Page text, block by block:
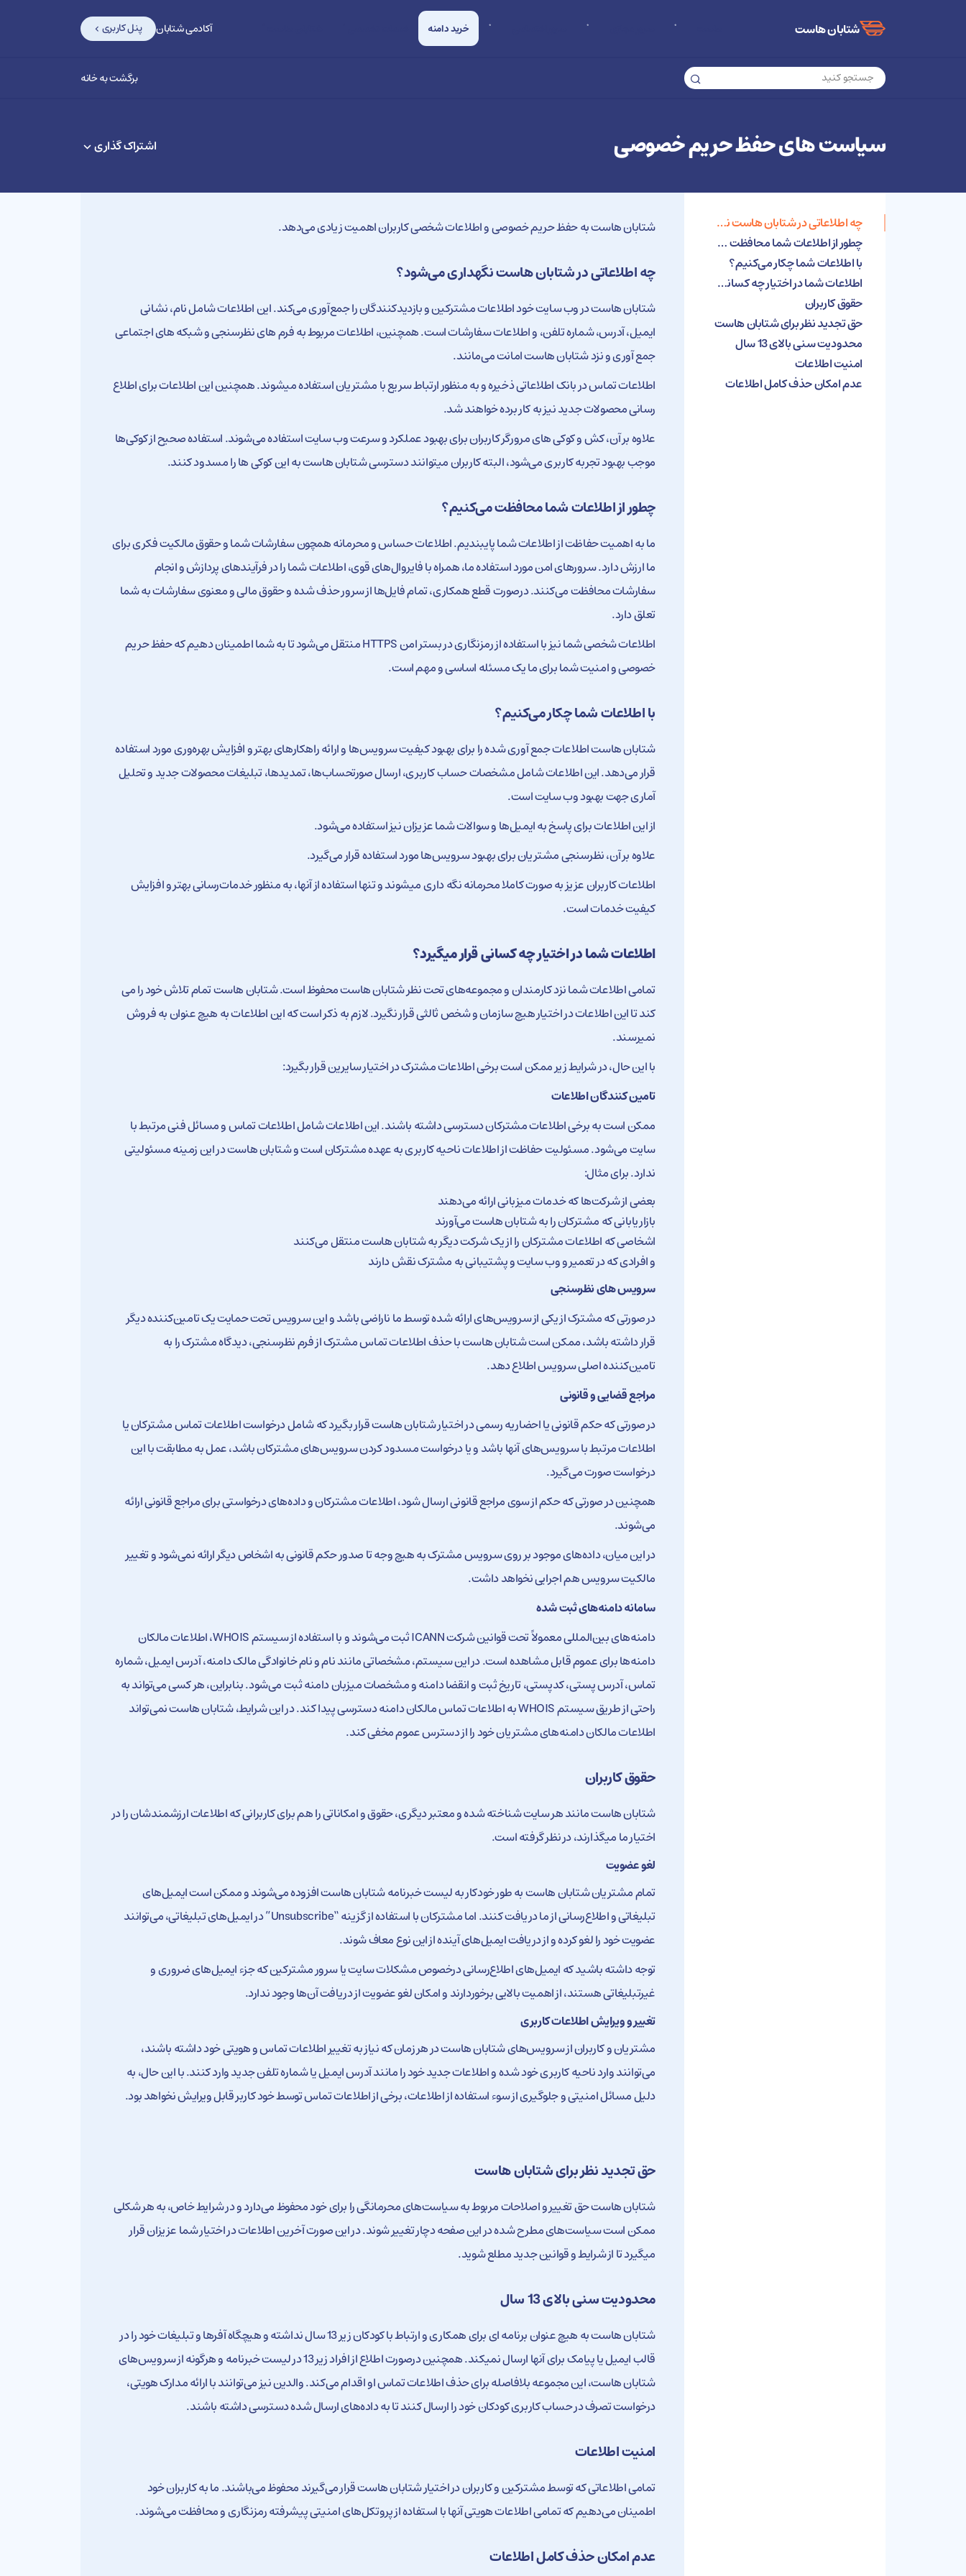
شتابان هاست خرید دامنه آکادمی شتابان پنل کاربری
برگشت به خانه
سیاست های حفظ حریم خصوصی اشتراک گذاری
چه اطلاعاتی در شتابان هاست نگهداری می‌شود؟
چطور از اطلاعات شما محافظت می‌کنیم؟
با اطلاعات شما چکار می‌کنیم؟
اطلاعات شما در اختیار چه کسانی قرار میگیرد؟
حقوق کاربران
حق تجدید نظر برای شتابان هاست
محدودیت سنی بالای 13 سال
امنیت اطلاعات
عدم امکان حذف کامل اطلاعات
شتابان هاست به حفظ حریم خصوصی و اطلاعات شخصی کاربران اهمیت زیادی می‌دهد.
چه اطلاعاتی در شتابان هاست نگهداری می‌شود؟
شتابان هاست در وب سایت خود اطلاعات مشترکین و بازدیدکنندگان را جمع‌آوری می‌کند. این اطلاعات شامل نام، نشانی
ایمیل، آدرس، شماره تلفن، و اطلاعات سفارشات است. همچنین، اطلاعات مربوط به فرم‌ های نظرسنجی و شبکه‌ های اجتماعی
جمع آوری و نزد شتابان هاست امانت می‌مانند.
اطلاعات تماس در بانک اطلاعاتی ذخیره و به منظور ارتباط سریع با مشتریان استفاده میشوند. همچنین این اطلاعات برای اطلاع
‌رسانی محصولات جدید نیز به کار برده خواهند شد.
علاوه بر آن، کش و کوکی‌ های مرورگر کاربران برای بهبود عملکرد و سرعت وب سایت استفاده می‌شوند. استفاده صحیح از کوکی‌ها
موجب بهبود تجربه کاربری می‌شود، البته کاربران میتوانند دسترسی شتابان هاست به این کوکی ها را مسدود کنند.
چطور از اطلاعات شما محافظت می‌کنیم؟
ما به اهمیت حفاظت از اطلاعات شما پایبندیم. اطلاعات حساس و محرمانه همچون سفارشات شما و حقوق مالکیت فکری برای
ما ارزش دارد. سرورهای امن مورد استفاده‌ ما، همراه با فایروال‌های قوی، اطلاعات شما را در فرآیندهای پردازش و انجام
سفارشات محافظت می‌کنند. درصورت قطع همکاری، تمام فایل‌ها از سرور حذف شده و حقوق مالی و معنوی سفارشات به شما
تعلق دارد.
اطلاعات شخصی شما نیز با استفاده از رمزنگاری در بستر امن HTTPS منتقل می‌شود تا به شما اطمینان دهیم که حفظ حریم
خصوصی و امنیت شما برای ما یک مسئله اساسی و مهم است.
با اطلاعات شما چکار می‌کنیم؟
شتابان هاست اطلاعات جمع آوری شده را برای بهبود کیفیت سرویس‌ها و ارائه راهکارهای بهتر و افزایش بهره‌وری مورد استفاده
قرار می‌دهد. این اطلاعات شامل مشخصات حساب کاربری، ارسال صورتحساب‌ها، تمدیدها، تبلیغات محصولات جدید و تحلیل
آماری جهت بهبود وب سایت است.
از این اطلاعات برای پاسخ به ایمیل‌ها و سوالات شما عزیزان نیز استفاده می‌‌شود.
علاوه بر آن، نظرسنجی مشتریان برای بهبود سرویس‌ها مورد استفاده قرار می‌گیرد.
اطلاعات کاربران عزیز به صورت کاملا محرمانه نگه داری میشوند و تنها استفاده از آنها، به منظور خدمات‌رسانی بهتر و افزایش
کیفیت خدمات است.
اطلاعات شما در اختیار چه کسانی قرار میگیرد؟
تمامی اطلاعات شما نزد کارمندان و مجموعه‌های تحت نظر شتابان هاست محفوظ است. شتابان هاست تمام تلاش خود را می
کند تا این اطلاعات در اختیار هیچ سازمان و شخص ثالثی قرار نگیرد. لازم به ذکر است که این اطلاعات به هیچ عنوان به فروش
نمیرسند.
با این حال، در شرایط زیر ممکن است برخی اطلاعات مشترک در اختیار سایرین قرار بگیرد:
تامین کنندگان اطلاعات
ممکن است به برخی اطلاعات مشترکان دسترسی داشته باشند. این اطلاعات شامل اطلاعات تماس و مسائل فنی مرتبط با
سایت می‌شود. مسئولیت حفاظت از اطلاعات ناحیه کاربری به عهده مشترکان است و شتابان هاست در این زمینه مسئولیتی
ندارد. برای مثال:
بعضی از شرکت‌ها که خدمات میزبانی ارائه می‌دهند
بازاریابانی که مشترکان را به شتابان هاست می‌آورند
اشخاصی که اطلاعات مشترکان را از یک شرکت دیگر به شتابان هاست منتقل می‌کنند
و افرادی که در تعمیر و وب سایت و پشتیبانی به مشترک نقش دارند
سرویس های نظرسنجی
در صورتی که مشترک از یکی از سرویس‌های ارائه شده توسط ما ناراضی باشد و این سرویس تحت حمایت یک تامین‌کننده دیگر
قرار داشته باشد، ممکن است شتابان هاست با حذف اطلاعات تماس مشترک از فرم نظرسنجی، دیدگاه مشترک را به
تامین‌کننده اصلی سرویس اطلاع دهد.
مراجع قضایی و قانونی
در صورتی که حکم قانونی یا احضاریه رسمی در اختیار شتابان هاست قرار بگیرد که شامل درخواست اطلاعات تماس مشترکان یا
اطلاعات مرتبط با سرویس‌های آنها باشد و یا درخواست مسدود کردن سرویس‌های مشترکان باشد، عمل به مطابقت با این
درخواست صورت می‌گیرد.
همچنین در صورتی که حکم از سوی مراجع قانونی ارسال شود، اطلاعات مشترکان و داده‌های درخواستی برای مراجع قانونی ارائه
می‌شوند.
در این میان، داده‌های موجود بر روی سرویس مشترک به هیچ وجه تا صدور حکم قانونی به اشخاص دیگر ارائه نمی‌شود و تغییر
مالکیت سرویس هم اجرایی نخواهد داشت.
سامانه دامنه‌های ثبت شده
دامنه‌های بین‌المللی معمولاً تحت قوانین شرکت ICANN ثبت می‌شوند و با استفاده از سیستم WHOIS، اطلاعات مالکان
دامنه‌ها برای عموم قابل مشاهده است. در این سیستم، مشخصاتی مانند نام و نام خانوادگی مالک دامنه، آدرس ایمیل، شماره
تماس، آدرس پستی، کدپستی، تاریخ ثبت و انقضا دامنه و مشخصات میزبان دامنه ثبت می‌شود. بنابراین، هر کسی می‌تواند به
راحتی از طریق سیستم WHOIS به اطلاعات تماس مالکان دامنه دسترسی پیدا کند. در این شرایط، شتابان هاست نمی‌تواند
اطلاعات مالکان دامنه‌های مشتریان خود را از دسترس عموم مخفی کند.
حقوق کاربران
شتابان هاست مانند هر سایت شناخته شده و معتبر دیگری، حقوق و امکاناتی را هم برای کاربرانی که اطلاعات ارزشمندشان را در
اختیار ما میگذارند، در نظر گرفته است.
لغو عضویت
تمام مشتریان شتابان هاست به طور خودکار به لیست خبرنامه شتابان هاست افزوده می‌شوند و ممکن است ایمیل‌های
تبلیغاتی و اطلاع‌رسانی از ما دریافت کنند. اما مشترکان با استفاده از گزینه “Unsubscribe” در ایمیل‌های تبلیغاتی، می‌توانند
عضویت خود را لغو کرده و از دریافت ایمیل‌های آینده از این نوع معاف شوند.
توجه داشته باشید که ایمیل‌های اطلاع‌رسانی درخصوص مشکلات سایت یا سرور مشترکین که جزء ایمیل‌های ضروری و
غیرتبلیغاتی هستند، از اهمیت بالایی برخوردارند و امکان لغو عضویت از دریافت آن‌ها وجود ندارد.
تغییر و ویرایش اطلاعات کاربری
مشتریان و کاربران از سرویس‌های شتابان هاست در هر زمان که نیاز به تغییر اطلاعات تماس و هویتی خود داشته باشند،
می‌توانند وارد ناحیه کاربری خود شده و اطلاعات جدید خود را مانند آدرس ایمیل یا شماره تلفن جدید وارد کنند. با این حال، به
دلیل مسائل امنیتی و جلوگیری از سوء استفاده‌ از اطلاعات، برخی از اطلاعات تماس توسط خود کاربر قابل ویرایش نخواهد بود.
حق تجدید نظر برای شتابان هاست
شتابان هاست حق تغییر و اصلاحات مربوط به سیاست‌های محرمانگی را برای خود محفوظ می‌دارد و در شرایط خاص، به هر شکلی
ممکن است سیاست‌های مطرح شده در این صفحه دچار تغییر شوند. در این صورت آخرین اطلاعات در اختیار شما عزیزان قرار
میگیرد تا از شرایط و قوانین جدید مطلع شوید.
محدودیت سنی بالای 13 سال
شتابان هاست به هیچ عنوان برنامه ای برای همکاری و ارتباط با کودکان زیر 13 سال نداشته و هیچگاه آفرها و تبلیغات خود را در
قالب ایمیل یا پیامک برای آنها ارسال نمیکند. همچنین درصورت اطلاع از افراد زیر 13 در لیست خبرنامه و هرگونه از سرویس‌های
شتابان هاست، این مجموعه بلافاصله برای حذف اطلاعات تماس او اقدام می‌کند. والدین نیز می‌توانند با ارائه مدارک هویتی،
درخواست تصرف در حساب کاربری کودکان خود را ارسال کنند تا به داده‌های ارسال شده دسترسی داشته باشند.
امنیت اطلاعات
تمامی اطلاعاتی که توسط مشترکین و کاربران در اختیار شتابان هاست قرار می‌گیرند محفوظ می‌باشند. ما به کاربران خود
اطمینان می‌دهیم که تمامی اطلاعات هویتی آنها با استفاده از پروتکل‌های امنیتی پیشرفته رمزنگاری و محافظت می‌شوند.
عدم امکان حذف کامل اطلاعات